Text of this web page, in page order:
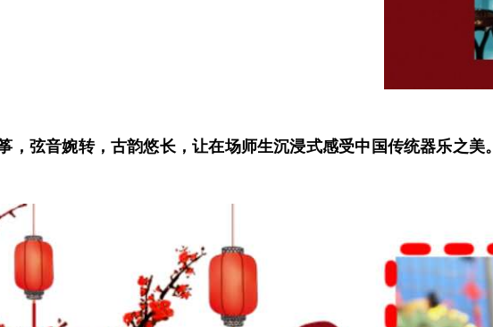
，弦音婉转，古韵悠长，让在场师生沉浸式感受中国传统器乐之美。